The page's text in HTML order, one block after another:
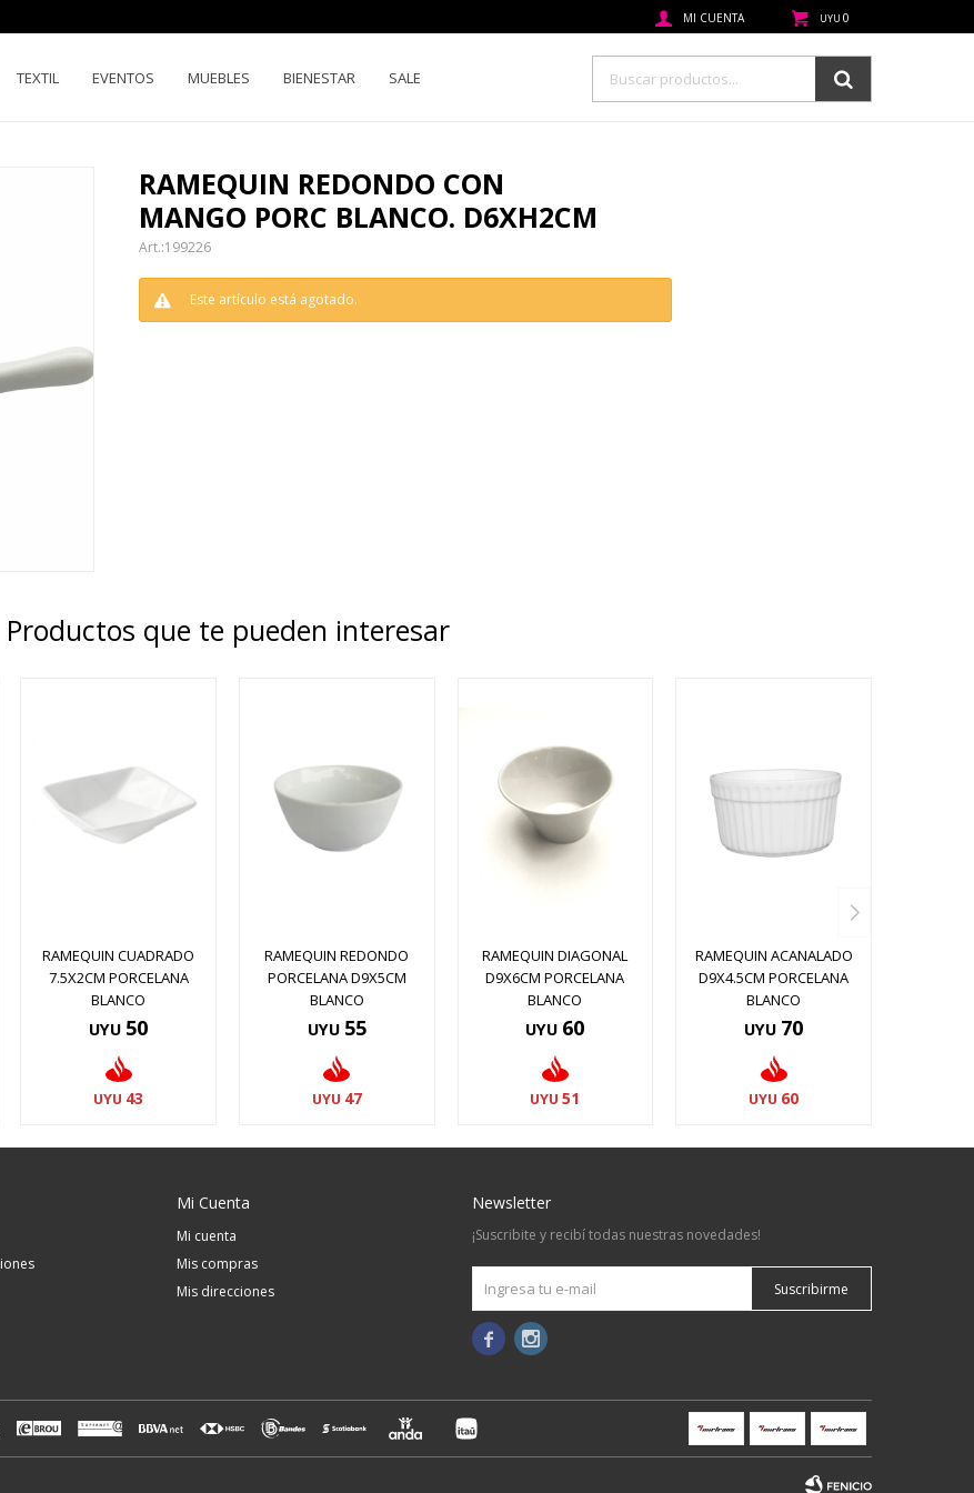
TEXTIL EVENTOS MUEBLES BIENESTAR SALE
UYU 0
RAMEQUIN REDONDO CON
MANGO PORC BLANCO. D6XH2CM
199226
Este artículo está agotado.
Productos que te pueden interesar
RAMEQUIN CUADRADO
7.5X2CM PORCELANA
BLANCO
UYU 50
UYU 43
RAMEQUIN REDONDO
PORCELANA D9X5CM
BLANCO
UYU 55
UYU 47
RAMEQUIN DIAGONAL
D9X6CM PORCELANA
BLANCO
UYU 60
UYU 51
RAMEQUIN ACANALADO
D9X4.5CM PORCELANA
BLANCO
UYU 70
UYU 60
Mi Cuenta
Mi cuenta
Mis compras
Mis direcciones
Newsletter
¡Suscribite y recibí todas nuestras novedades!
Suscribirme
 